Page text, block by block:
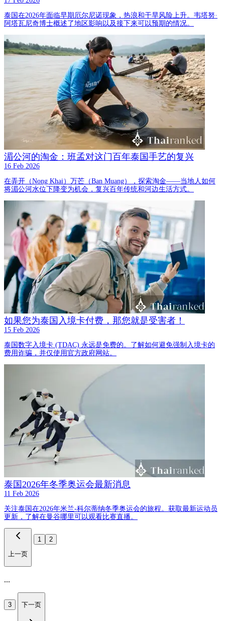
泰国在2026年面临早期厄尔尼诺现象，热浪和干旱风险上升。韦塔努·
阿塔瓦尼奇博士概述了地区影响以及接下来可以预期的情况。
湄公河的淘金：班孟对这门百年泰国手艺的复兴
16 Feb 2026
在弄开（Nong Khai）万芒（Ban Muang），探索淘金——当地人如何
将湄公河水位下降变为机会，复兴百年传统和河边生活方式。
如果您为泰国入境卡付费，那您就是受害者！
15 Feb 2026
泰国数字入境卡 (TDAC) 永远是免费的。了解如何避免强制入境卡的
费用诈骗，并仅使用官方政府网站。
泰国2026年冬季奥运会最新消息
11 Feb 2026
关注泰国在2026年米兰-科尔蒂纳冬季奥运会的旅程。获取最新运动员
更新，了解在曼谷哪里可以观看比赛直播。
上一页
1 2
...
3 下一页